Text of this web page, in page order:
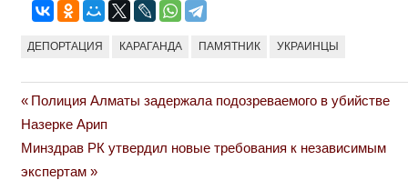
ДЕПОРТАЦИЯ КАРАГАНДА ПАМЯТНИК УКРАИНЦЫ
Навигация
по
записям
Previous
Post:
Полиция Алматы задержала подозреваемого в убийстве
Назерке Арип
Next
Post:
Минздрав РК утвердил новые требования к независимым
экспертам